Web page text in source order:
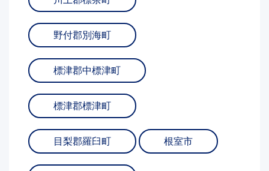
野付郡別海町
標津郡中標津町
標津郡標津町
目梨郡羅臼町 根室市